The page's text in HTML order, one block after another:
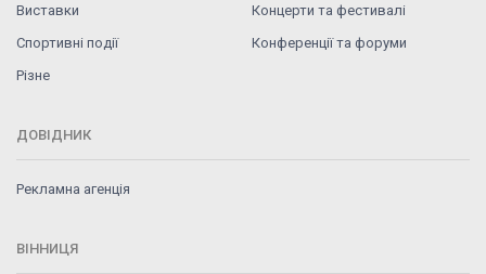
Виставки
Концерти та фестивалі
Спортивні події
Конференції та форуми
Різне
ДОВІДНИК
Рекламна агенція
ВІННИЦЯ